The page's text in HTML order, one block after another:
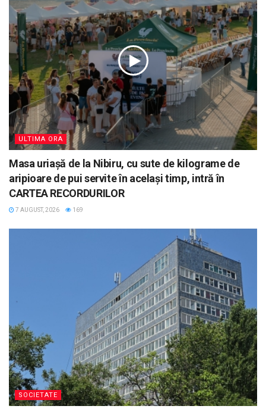
ULTIMA ORA
Masa uriașă de la Nibiru, cu sute de kilograme de
aripioare de pui servite în același timp, intră în
CARTEA RECORDURILOR
7 AUGUST, 2026 169
SOCIETATE